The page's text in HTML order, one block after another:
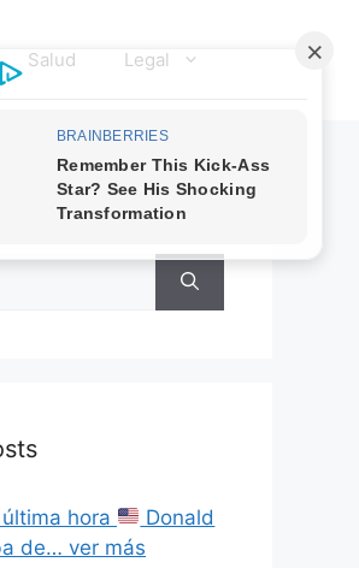
Salud Legal
hora
Donald
de… ver más